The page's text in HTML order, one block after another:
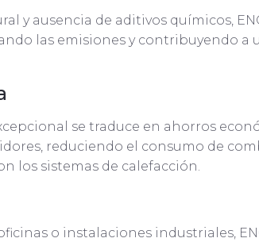
y ausencia de aditivos químicos,
las emisiones y contribuyendo a
se traduce en ahorros
reduciendo el consumo de
los sistemas de calefacción.
o instalaciones industriales,